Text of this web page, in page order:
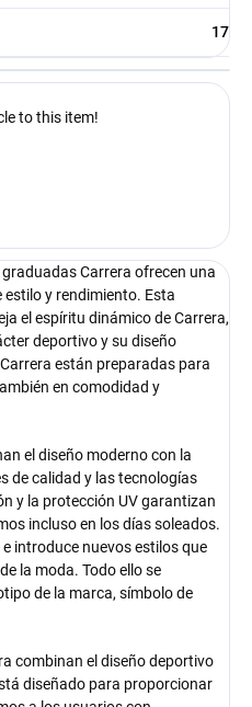
17
to this item!
Carrera ofrecen una
y rendimiento. Esta
el espíritu dinámico de Carrera,
deportivo y su diseño
están preparadas para
en comodidad y
el diseño moderno con la
de calidad y las tecnologías
y la protección UV garantizan
incluso en los días soleados.
introduce nuevos estilos que
la moda. Todo ello se
de la marca, símbolo de
combinan el diseño deportivo
diseñado para proporcionar